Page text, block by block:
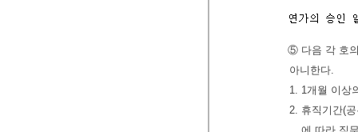
⑤ 다음 각 호
아니한다.
1. 1개월 이상
2. 휴직기간(
에 따라 직